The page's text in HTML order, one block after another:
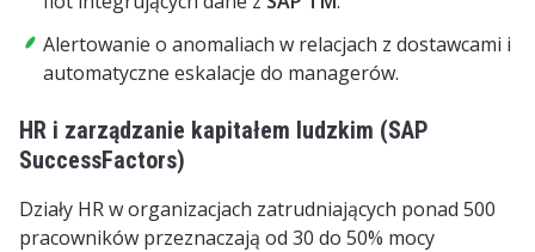
Alertowanie o anomaliach w relacjach z dostawcami i
automatyczne eskalacje do managerów.
HR i zarządzanie kapitałem ludzkim (SAP
SuccessFactors)
Działy HR w organizacjach zatrudniających ponad 500
pracowników przeznaczają od 30 do 50% mocy